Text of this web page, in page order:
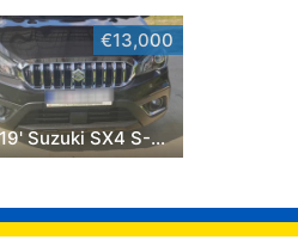
€13,000
2019' Suzuki SX4 S-Cross